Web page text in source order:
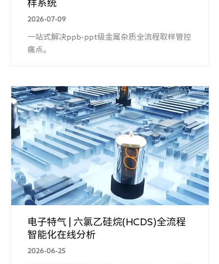
样系统
2026-07-09
一站式解决ppb-ppt级金属杂质全流程取样管控
痛点。
电子特气 | 六氯乙硅烷(HCDS)全流程
智能化在线分析
2026-06-25